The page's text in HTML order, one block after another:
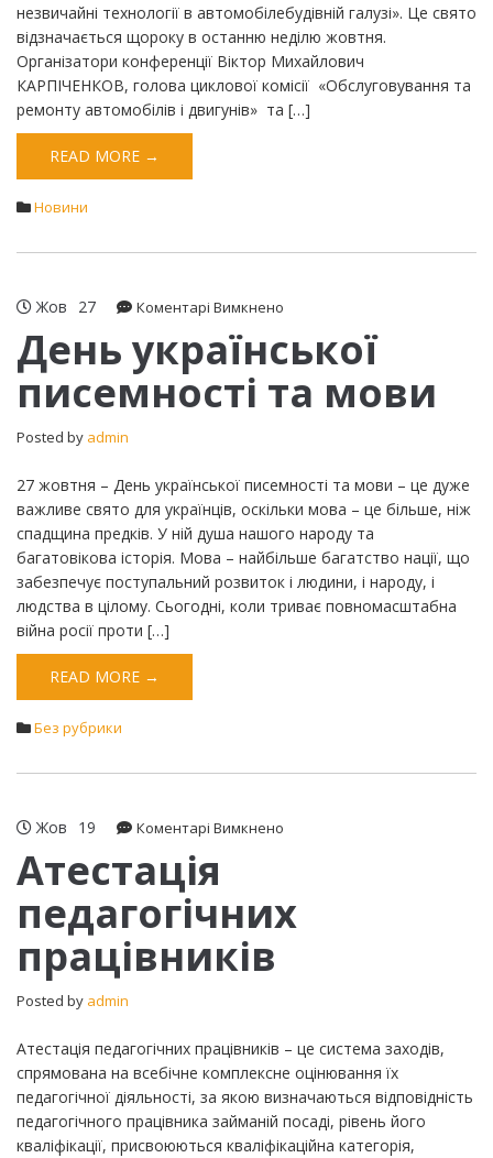
незвичайні технології в автомобілебудівній галузі». Це свято
відзначається щороку в останню неділю жовтня.
Організатори конференції Віктор Михайлович
КАРПІЧЕНКОВ, голова циклової комісії «Обслуговування та
ремонту автомобілів і двигунів» та […]
READ MORE →
Новини
Жов 27 Коментарі Вимкнено
української
та
День української
писемності та мови
Posted by admin
27 жовтня – День української писемності та мови – це дуже
важливе свято для українців, оскільки мова – це більше, ніж
спадщина предків. У ній душа нашого народу та
багатовікова історія. Мова – найбільше багатство нації, що
забезпечує поступальний розвиток і людини, і народу, і
людства в цілому. Сьогодні, коли триває повномасштабна
війна росії проти […]
READ MORE →
Без рубрики
Жов 19 Коментарі Вимкнено
Атестація
педагогічних
працівників
Posted by admin
Атестація педагогічних працівників – це система заходів,
спрямована на всебічне комплексне оцінювання їх
педагогічної діяльності, за якою визначаються відповідність
педагогічного працівника займаній посаді, рівень його
кваліфікації, присвоюються кваліфікаційна категорія,